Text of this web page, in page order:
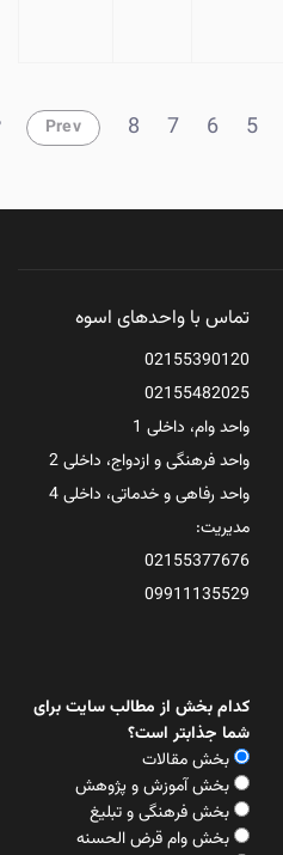
5
6
7
8
Prev
تماس با واحدهای اسوه
02155390120
02155482025
واحد وام، داخلی 1
واحد فرهنگی و ازدواج، داخلی 2
واحد رفاهی و خدماتی، داخلی 4
مدیریت:
02155377676
09911135529
کدام بخش از مطالب سایت برای
شما جذابتر است؟
بخش مقالات
بخش آموزش و پژوهش
بخش فرهنگی و تبلیغ
بخش وام قرض الحسنه